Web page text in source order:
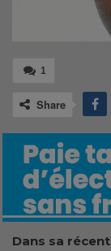
1
Share
Dans sa